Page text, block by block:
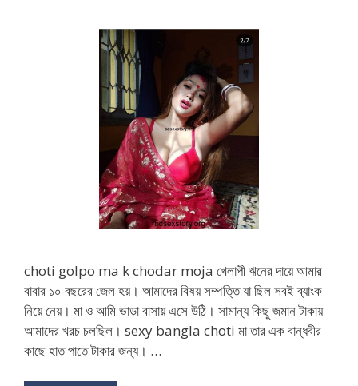
choti golpo ma k chodar moja খেলাপী ঋনের দায়ে আমার
বাবার ১০ বছরের জেল হয়। আমাদের বিষয় সম্পত্তি যা ছিল সবই ব্যাংক
নিয়ে নেয়। মা ও আমি ভাড়া বাসায় এসে উঠি। সামান্য কিছু জমান টাকায়
আমাদের খরচ চলছিল। sexy bangla choti মা তার এক বান্ধবীর
কাছে হাত পাতে টাকার জন্য। …